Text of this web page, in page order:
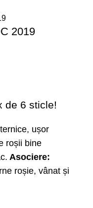
2019
de 6 sticle!
ușor
roșii bine
Asociere:
roșie, vânat și